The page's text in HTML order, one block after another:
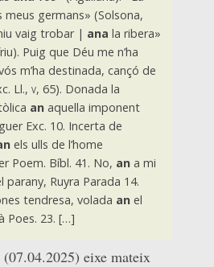
meus germans» (Solsona,
vaig trobar | ana la ribera»
Puig que Déu me n’ha
m’ha destinada, cançó de
Ll., v, 65). Donada la
anaquella imponent
Exc. 10. Incerta de
els ulls de l’home
Poem. Bíbl. 41. No, ana mi
parany, Ruyra Parada 14.
tendresa, volada anel
Poes. 23. […]
(07.04.2025) eixe mateix